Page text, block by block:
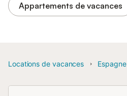
Appartements de vacances
Locations de vacances Espagne